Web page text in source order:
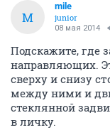
M
mile
junior
08 мая 2014
Подскажите, где
направляющих.
сверху и снизу
между ними и
стеклянной
в личку.